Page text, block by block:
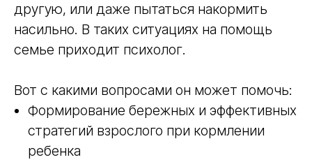
другую, или даже пытаться накормить
насильно. В таких ситуациях на помощь
семье приходит психолог.
Вот с какими вопросами он может помочь:
Формирование бережных и эффективных
стратегий взрослого при кормлении
ребенка